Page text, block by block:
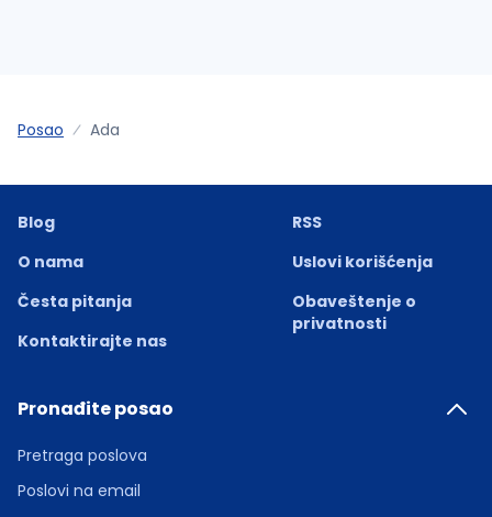
Posao Ada
Blog
O nama
Česta pitanja
Kontaktirajte nas
RSS
Uslovi korišćenja
Obaveštenje o
privatnosti
Pronađite posao
Pretraga poslova
Poslovi na email